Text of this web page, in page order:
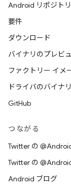
Android リポジトリ
要件
ダウンロード
バイナリのプレビ
ファクトリー イメ
ドライバのバイナリ
GitHub
つながる
Twitter の
Twitter の
Android ブログ